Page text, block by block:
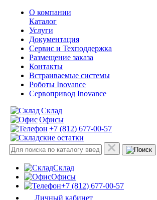
О компании
Каталог
Услуги
Документация
Сервис и Техподдержка
Размещение заказа
Контакты
Встраиваемые системы
Роботы Inovance
Сервопривод Inovance
Склад
Офисы
+7 (812) 677-00-57
Склад
Офисы
+7 (812) 677-00-57
Личный кабинет